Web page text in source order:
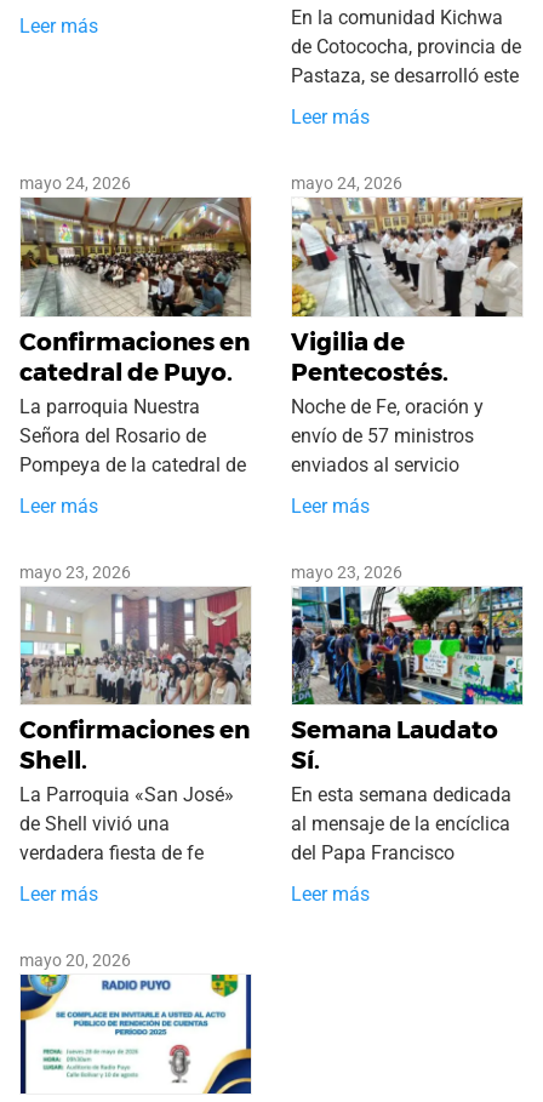
Leer más
En la comunidad Kichwa
de Cotococha, provincia de
Pastaza, se desarrolló este
Leer más
mayo 24, 2026
Confirmaciones en
catedral de Puyo.
La parroquia Nuestra
Señora del Rosario de
Pompeya de la catedral de
Leer más
mayo 24, 2026
Vigilia de
Pentecostés.
Noche de Fe, oración y
envío de 57 ministros
enviados al servicio
Leer más
mayo 23, 2026
Confirmaciones en
Shell.
La Parroquia «San José»
de Shell vivió una
verdadera fiesta de fe
Leer más
mayo 23, 2026
Semana Laudato
Sí.
En esta semana dedicada
al mensaje de la encíclica
del Papa Francisco
Leer más
mayo 20, 2026